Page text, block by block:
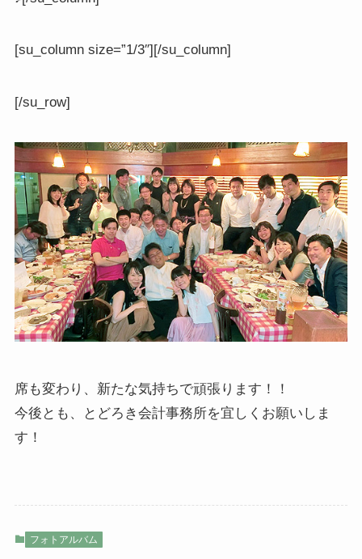
[su_column size=”1/3″][/su_column]
[/su_row]
席も変わり、新たな気持ちで頑張ります！！
今後とも、とどろき会計事務所を宜しくお願いしま
す！
フォトアルバム